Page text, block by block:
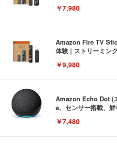
￥7,980
Amazon Fire TV
体験 | ストリーミン
￥9,980
Amazon Echo Dot (
a、センサー搭載、
￥7,480